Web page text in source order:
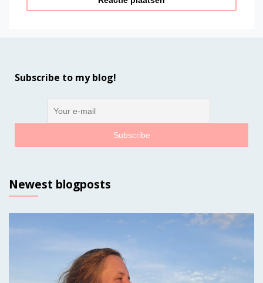
Subscribe to my blog!
Newest blogposts